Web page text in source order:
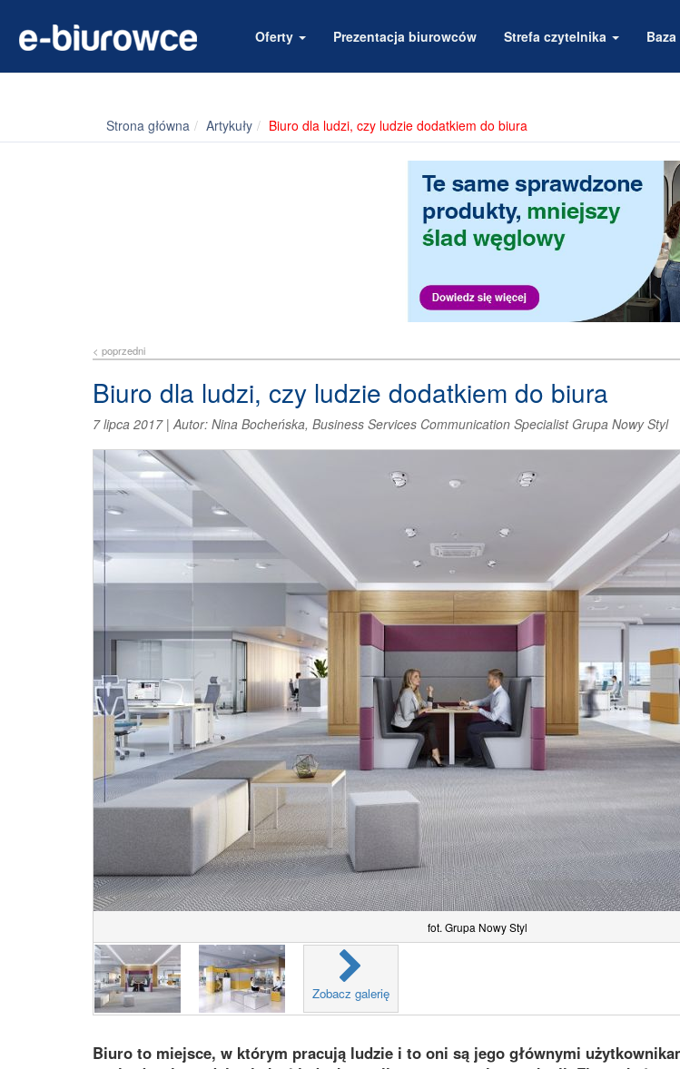
Oferty Prezentacja biurowców Strefa czytelnika
Strona główna Artykuły Biuro dla ludzi, czy ludzie dodatkiem do biura
< poprzedni
Biuro dla ludzi, czy ludzie dodatkiem do biura
7 lipca 2017|Autor: Nina Bocheńska, Business Services Communication Specialist Grupa Nowy Styl
fot. Grupa Nowy Styl
Zobacz galerię
Biuro to miejsce, w którym pracują ludzie i to oni są jego głównymi